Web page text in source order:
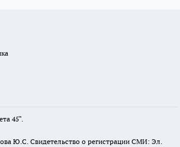
45".
Ю.С. Свидетельство о регистрации СМИ: Эл.